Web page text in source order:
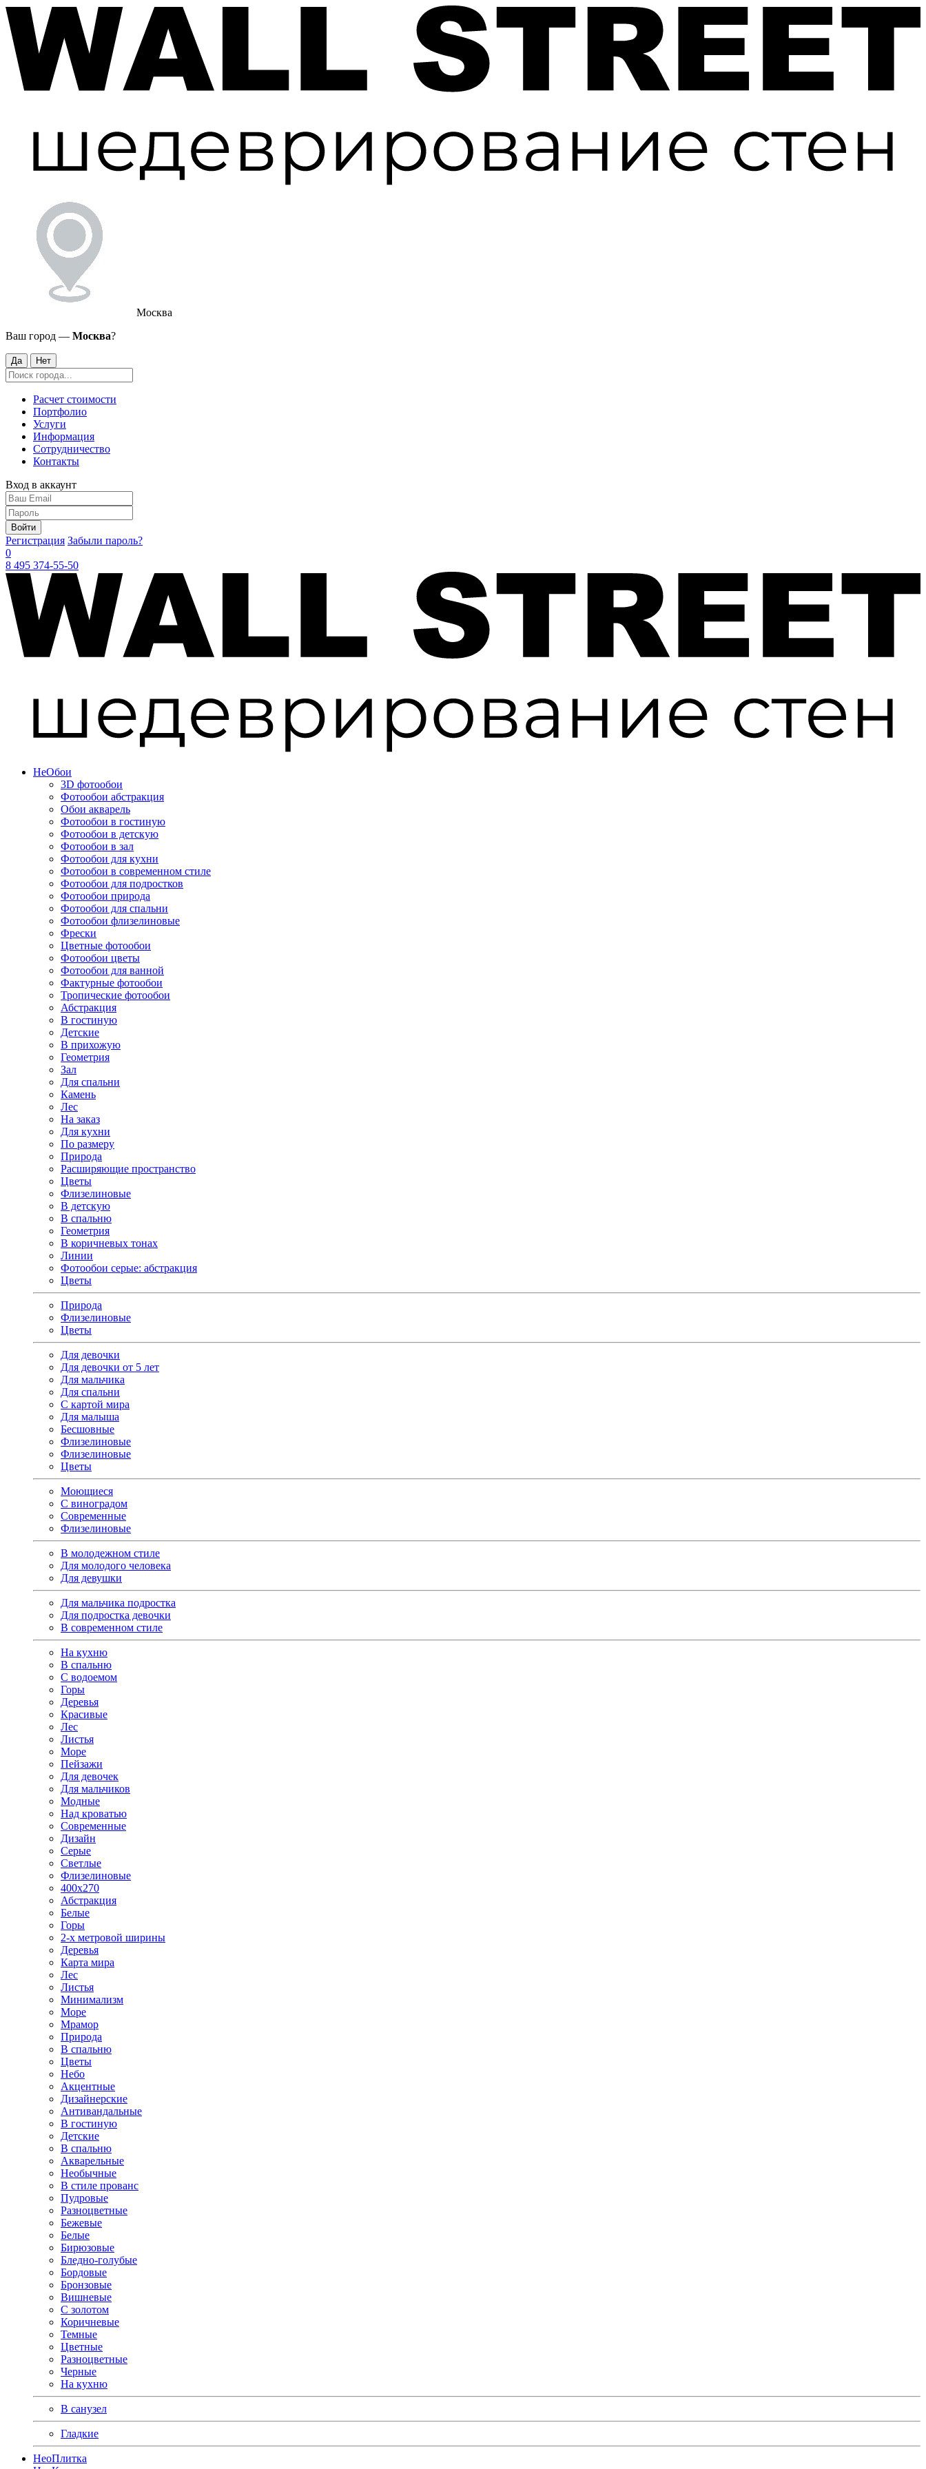
Москва
Ваш город — Москва?
Да Нет
Расчет стоимости
Портфолио
Услуги
Информация
Сотрудничество
Контакты
Вход в аккаунт
Войти
Регистрация Забыли пароль?
0
8 495 374-55-50
НеОбои
3D фотообои
Фотообои абстракция
Обои акварель
Фотообои в гостиную
Фотообои в детскую
Фотообои в зал
Фотообои для кухни
Фотообои в современном стиле
Фотообои для подростков
Фотообои природа
Фотообои для спальни
Фотообои флизелиновые
Фрески
Цветные фотообои
Фотообои цветы
Фотообои для ванной
Фактурные фотообои
Тропические фотообои
Абстракция
В гостиную
Детские
В прихожую
Геометрия
Зал
Для спальни
Камень
Лес
На заказ
Для кухни
По размеру
Природа
Расширяющие пространство
Цветы
Флизелиновые
В детскую
В спальню
Геометрия
В коричневых тонах
Линии
Фотообои серые: абстракция
Цветы
Природа
Флизелиновые
Цветы
Для девочки
Для девочки от 5 лет
Для мальчика
Для спальни
С картой мира
Для малыша
Бесшовные
Флизелиновые
Флизелиновые
Цветы
Моющиеся
С виноградом
Современные
Флизелиновые
В молодежном стиле
Для молодого человека
Для девушки
Для мальчика подростка
Для подростка девочки
В современном стиле
На кухню
В спальню
С водоемом
Горы
Деревья
Красивые
Лес
Листья
Море
Пейзажи
Для девочек
Для мальчиков
Модные
Над кроватью
Современные
Дизайн
Серые
Светлые
Флизелиновые
400х270
Абстракция
Белые
Горы
2-х метровой ширины
Деревья
Карта мира
Лес
Листья
Минимализм
Море
Мрамор
Природа
В спальню
Цветы
Небо
Акцентные
Дизайнерские
Антивандальные
В гостиную
Детские
В спальню
Акварельные
Необычные
В стиле прованс
Пудровые
Разноцветные
Бежевые
Белые
Бирюзовые
Бледно-голубые
Бордовые
Бронзовые
Вишневые
С золотом
Коричневые
Темные
Цветные
Разноцветные
Черные
На кухню
В санузел
Гладкие
НеоПлитка